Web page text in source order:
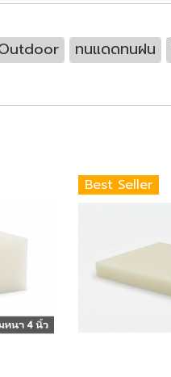
Outdoor ทนแดดทนฝน
Best Seller